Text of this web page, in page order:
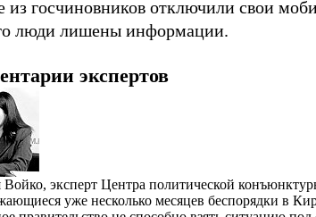
из госчиновников отключили свои
люди лишены информации.
экспертов
Войко, эксперт Центра политической
уже несколько месяцев беспорядки в